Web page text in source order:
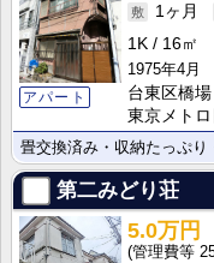
アパート
1ヶ月
1K
16㎡
1975年4月
台東区橋場
東京メト
畳交換済み・収納たっぷり
第二みどり荘
5.0万円